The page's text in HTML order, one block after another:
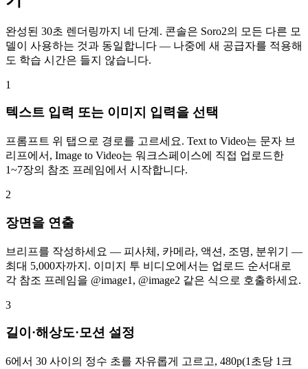
완성된 30초 렌더링까지 네 단계. 콘솔은 Soro2의 모든 다른 모
델이 사용하는 것과 동일합니다 — 나중에 새 공급자를 적용해
도 학습 시간은 들지 않습니다.
1
텍스트 입력 또는 이미지 입력을 선택
프롬프트 위 탭으로 경로를 고르세요. Text to Video는 문자 브
리프에서, Image to Video는 워크스페이스에 직접 업로드한
1~7장의 참조 프레임에서 시작합니다.
2
장면을 연출
브리프를 작성하세요 — 피사체, 카메라, 액션, 조명, 분위기 —
최대 5,000자까지. 이미지 투 비디오에서는 업로드 순서대로
각 참조 프레임을 @image1, @image2 같은 식으로 호출하세요.
3
길이·해상도·모션 설정
6에서 30 사이의 정수 초를 자유롭게 고르고, 480p(1초당 1크